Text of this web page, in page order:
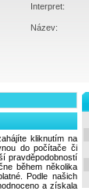
Interpret:
Název:
kliknutím na
do počítače či
pravděpodobností
během několika
Podle našich
a získala